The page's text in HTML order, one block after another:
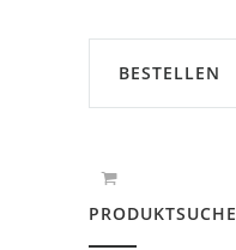
BESTELLEN
PRODUKTSUCHE